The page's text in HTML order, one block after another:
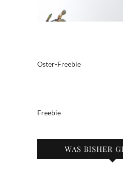
Oster-Freebie
Freebie
WAS BISHER